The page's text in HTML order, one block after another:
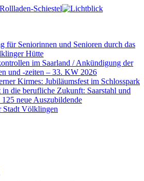
für Seniorinnen und Senioren durch das
Hütte
im Saarland / Ankündigung der
und -zeiten – 33. KW 2026
Kirmes: Jubiläumsfest im Schlosspark
in die berufliche Zukunft: Saarstahl und
neue Auszubildende
Stadt Völklingen